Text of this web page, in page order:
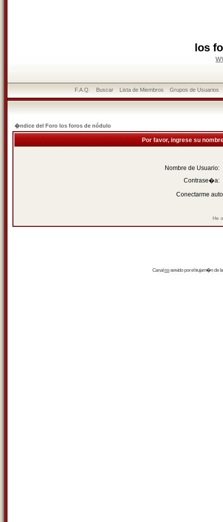
los
F.A.Q. Buscar Lista de Miembros Grupos de Usuarios
�ndice del Foro los foros de nódulo
Por favor, ingrese su
Nombre de Usuario:
Contrase�a:
Conectarme
He
Canalrssservido por eltrujam�nde